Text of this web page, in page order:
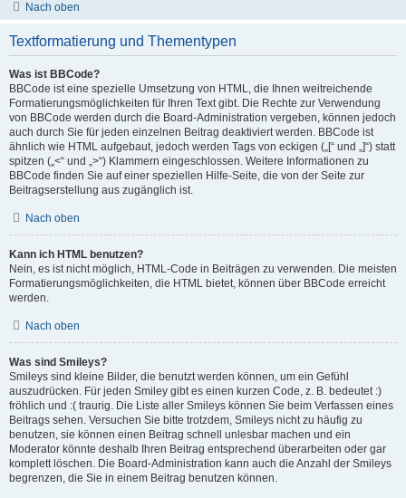
Nach oben
Textformatierung und Thementypen
Was ist BBCode?
BBCode ist eine spezielle Umsetzung von HTML, die Ihnen weitreichende
Formatierungsmöglichkeiten für Ihren Text gibt. Die Rechte zur Verwendung
von BBCode werden durch die Board-Administration vergeben, können jedoch
auch durch Sie für jeden einzelnen Beitrag deaktiviert werden. BBCode ist
ähnlich wie HTML aufgebaut, jedoch werden Tags von eckigen („[“ und „]“) statt
spitzen („<“ und „>“) Klammern eingeschlossen. Weitere Informationen zu
BBCode finden Sie auf einer speziellen Hilfe-Seite, die von der Seite zur
Beitragserstellung aus zugänglich ist.
Nach oben
Kann ich HTML benutzen?
Nein, es ist nicht möglich, HTML-Code in Beiträgen zu verwenden. Die meisten
Formatierungsmöglichkeiten, die HTML bietet, können über BBCode erreicht
werden.
Nach oben
Was sind Smileys?
Smileys sind kleine Bilder, die benutzt werden können, um ein Gefühl
auszudrücken. Für jeden Smiley gibt es einen kurzen Code, z. B. bedeutet :)
fröhlich und :( traurig. Die Liste aller Smileys können Sie beim Verfassen eines
Beitrags sehen. Versuchen Sie bitte trotzdem, Smileys nicht zu häufig zu
benutzen, sie können einen Beitrag schnell unlesbar machen und ein
Moderator könnte deshalb Ihren Beitrag entsprechend überarbeiten oder gar
komplett löschen. Die Board-Administration kann auch die Anzahl der Smileys
begrenzen, die Sie in einem Beitrag benutzen können.